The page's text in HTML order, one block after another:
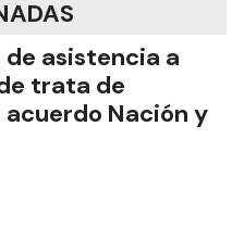
de asistencia a
trata de
acuerdo Nación y